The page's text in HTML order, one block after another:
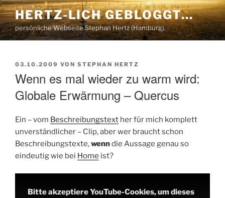
Zum
Inhalt
springen
HERTZ-LICH GEBLOGGT…
persönliche Webseite Stephan Hertz (Hamburg).
VERÖFFENTLICHT
03.10.2009 VON STEPHAN HERTZ
Wenn es mal wieder zu warm wird:
Globale Erwärmung – Quercus
Ein – vom Beschreibungstext her für mich komplett
unverständlicher – Clip, aber wer braucht schon
Beschreibungstexte,wenndie Aussage genau so
eindeutig wie bei Home ist?
Bitte akzeptiere YouTube-Cookies, um dieses